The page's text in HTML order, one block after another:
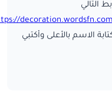
التالي
الاسم بالأعلى وأكتبي